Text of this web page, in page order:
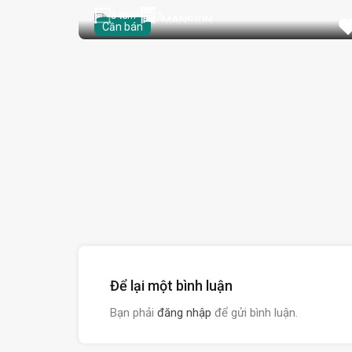
Cần bán
348m²
Để lại một bình luận
Bạn phải đăng nhập để gửi bình luận.